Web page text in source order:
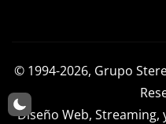
© 1994-2026, Grupo